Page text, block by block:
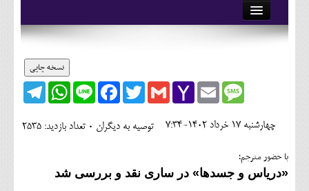
آرشیو
وبلاگ
کلینیک
نسخه چاپی
Telegram
WhatsApp Line
FacebookTwitterGmailYahoo
Mail
EmailMessage
تعداد بازدید: 2535 توصیه به دیگران 0 چهارشنبه 17 خرداد 1402-7:34
با حضور مترجم؛
«دریاس و جسدها» در ساری نقد و بررسی شد